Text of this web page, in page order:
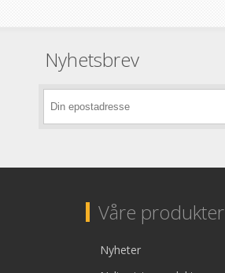
Nyhetsbrev
Våre produkter
Nyheter